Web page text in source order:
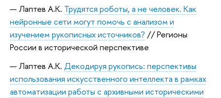
Лаптев А.К. Трудятся роботы, а не человек. Как
нейронные сети могут помочь с анализом и
изучением рукописных источников? // Регионы
России в исторической перспективе
Лаптев А.К. Декодируя рукопись: перспективы
использования искусственного интеллекта в рамках
автоматизации работы с архивными историческими